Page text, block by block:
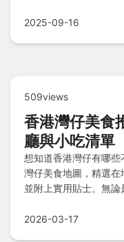
2025-09-16
509views
香港灣仔美食
廳與小吃清單
想知道香港灣仔有哪
灣仔美食地圖，精選在
並附上實用貼士。無
解決美食之旅的疑慮。
2026-03-17